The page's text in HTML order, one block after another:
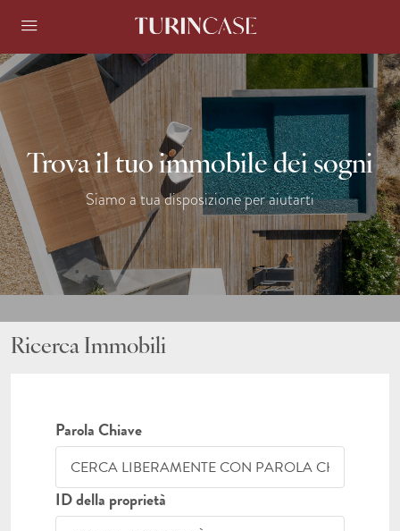
Trova il tuo immobile dei sogni
Siamo a tua disposizione per aiutarti
Ricerca Immobili
Parola Chiave
ID della proprietà